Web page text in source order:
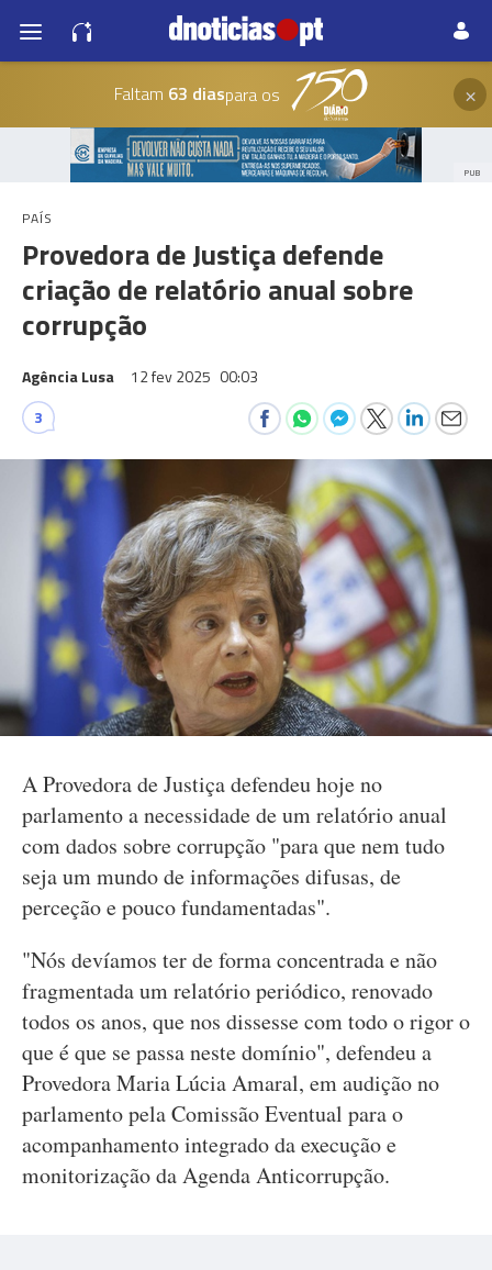
Faltam 63 diaspara os ×
PUB
PAÍS
Provedora de Justiça defende
criação de relatório anual sobre
corrupção
Agência Lusa 12 fev 2025 00:03
3
A Provedora de Justiça defendeu hoje no
parlamento a necessidade de um relatório anual
com dados sobre corrupção "para que nem tudo
seja um mundo de informações difusas, de
perceção e pouco fundamentadas".
"Nós devíamos ter de forma concentrada e não
fragmentada um relatório periódico, renovado
todos os anos, que nos dissesse com todo o rigor o
que é que se passa neste domínio", defendeu a
Provedora Maria Lúcia Amaral, em audição no
parlamento pela Comissão Eventual para o
acompanhamento integrado da execução e
monitorização da Agenda Anticorrupção.